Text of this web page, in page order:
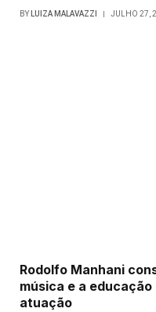
BY LUIZA MALAVAZZI JULHO 27,
Rodolfo Manhani
música e a
atuação